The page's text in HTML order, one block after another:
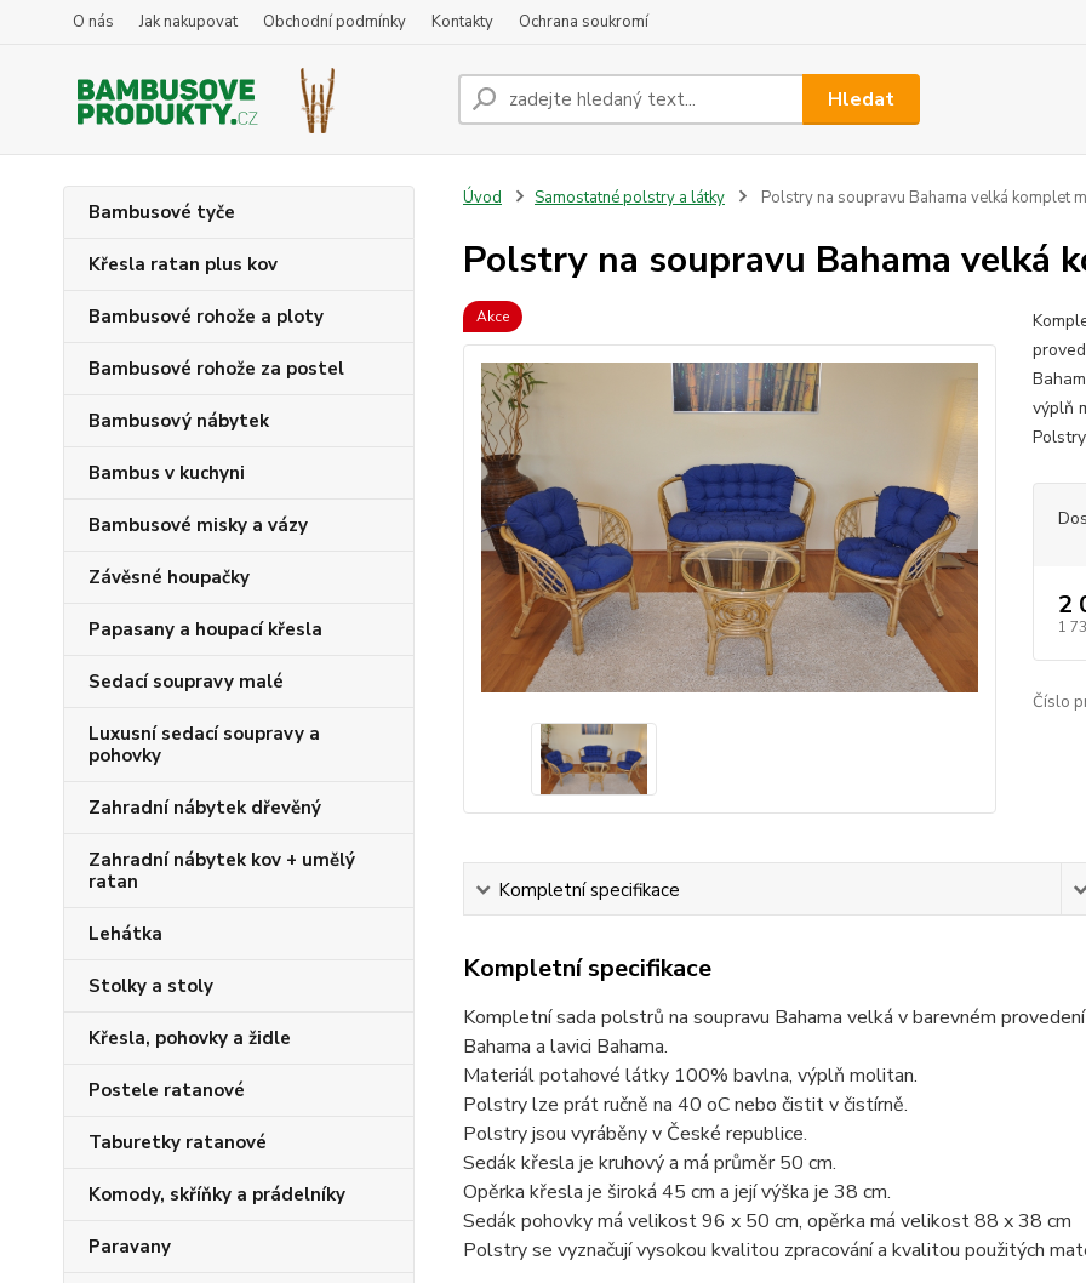
O nás Jak nakupovat Obchodní podmínky Kontakty Ochrana soukromí
Hledat
Bambusové tyče
Křesla ratan plus kov
Bambusové rohože a ploty
Bambusové rohože za postel
Bambusový nábytek
Bambus v kuchyni
Bambusové misky a vázy
Závěsné houpačky
Papasany a houpací křesla
Sedací soupravy malé
Luxusní sedací soupravy a
pohovky
Zahradní nábytek dřevěný
Zahradní nábytek kov + umělý
ratan
Lehátka
Stolky a stoly
Křesla, pohovky a židle
Postele ratanové
Taburetky ratanové
Komody, skříňky a prádelníky
Paravany
Úvod Samostatné polstry a látky Polstry na soupravu Bahama velká komplet
Polstry na soupravu Bahama velká
Akce
výplň
2
1
Číslo
Kompletní specifikace
Kompletní specifikace
Kompletní sada polstrů na soupravu Bahama velká v barevném
Bahama a lavici Bahama.
Materiál potahové látky 100% bavlna, výplň molitan.
Polstry lze prát ručně na 40 oC nebo čistit v čistírně.
Polstry jsou vyráběny v České republice.
Sedák křesla je kruhový a má průměr 50 cm.
Opěrka křesla je široká 45 cm a její výška je 38 cm.
Sedák pohovky má velikost 96 x 50 cm, opěrka má velikost 88 x 38 cm
Polstry se vyznačují vysokou kvalitou zpracování a kvalitou použitých